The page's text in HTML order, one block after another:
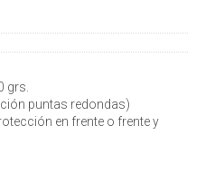
grs.
puntas redondas)
en frente o frente y